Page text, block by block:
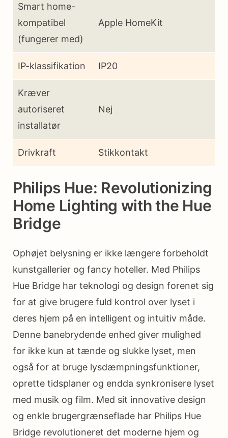
Smart home-
kompatibel
(fungerer med)
Apple HomeKit
IP-klassifikation IP20
Kræver
autoriseret
installatør
Nej
Drivkraft Stikkontakt
Philips Hue: Revolutionizing
Home Lighting with the Hue
Bridge
Ophøjet belysning er ikke længere forbeholdt
kunstgallerier og fancy hoteller. Med Philips
Hue Bridge har teknologi og design forenet sig
for at give brugere fuld kontrol over lyset i
deres hjem på en intelligent og intuitiv måde.
Denne banebrydende enhed giver mulighed
for ikke kun at tænde og slukke lyset, men
også for at bruge lysdæmpningsfunktioner,
oprette tidsplaner og endda synkronisere lyset
med musik og film. Med sit innovative design
og enkle brugergrænseflade har Philips Hue
Bridge revolutioneret det moderne hjem og